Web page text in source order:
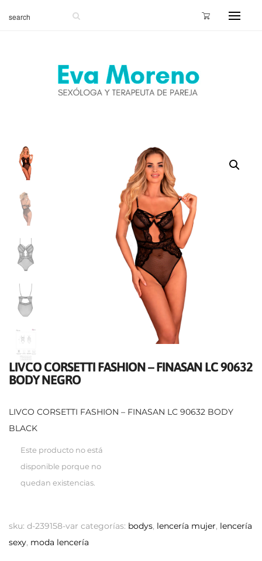
LIVCO CORSETTI FASHION – FINASAN LC 90632
BODY NEGRO
LIVCO CORSETTI FASHION – FINASAN LC 90632 BODY
BLACK
Este producto no está
disponible porque no
quedan existencias.
sku: d-239158-var categorías: bodys, lencería mujer, lencería
sexy, moda lencería